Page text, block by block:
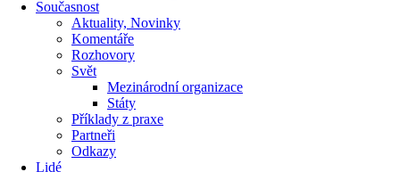
Současnost
Aktuality, Novinky
Komentáře
Rozhovory
Svět
Mezinárodní organizace
Státy
Příklady z praxe
Partneři
Odkazy
Lidé